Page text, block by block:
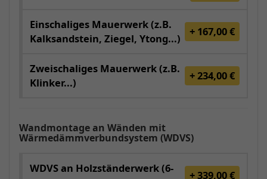
Einschaliges Mauerwerk (z.B.
Kalksandstein, Ziegel, Ytong...)
+ 167,00 €
Zweischaliges Mauerwerk (z.B.
Klinker...)
+ 234,00 €
Wandmontage an Wänden mit
Wärmedämmverbundsystem (WDVS)
WDVS an Holzständerwerk (6-
+ 339,00 €